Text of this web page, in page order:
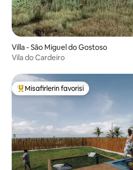
Villa - São Miguel do Gostoso
Vila do Cardeiro
Misafirlerin favorilerinden en
Misafirlerin favorisi